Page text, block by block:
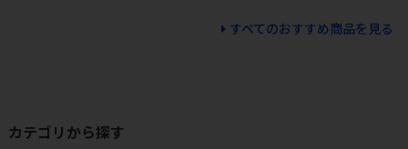
すべてのおすすめ商品を見る
カテゴリから探す